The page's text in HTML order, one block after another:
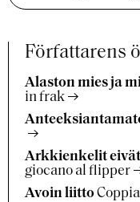
Författarens
Alaston mies ja
in frak
Arkkienkelit
giocano al flipper
Avoin liitto